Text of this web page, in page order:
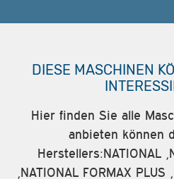
DIESE MASCHINEN
Hier finden Sie alle
anbieten können
Herstellers:NATIONAL
,NATIONAL FORMAX PLUS